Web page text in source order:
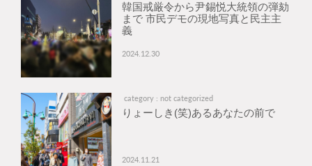
韓国戒厳令から尹錫悦大統領の弾劾
まで 市民デモの現地写真と民主主
義
2024.12.30
category : not categorized
りょーしき(笑)あるあなたの前で
2024.11.21